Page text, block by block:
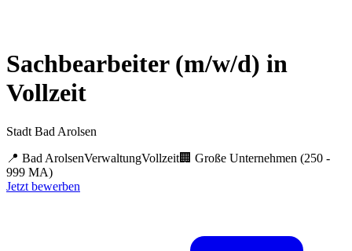
Sachbearbeiter (m/w/d) in
Vollzeit
Stadt Bad Arolsen
📍 Bad ArolsenVerwaltungVollzeit🏢 Große Unternehmen (250 -
999 MA)
Jetzt bewerben